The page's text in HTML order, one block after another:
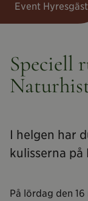
Event
Speciell
I helgen har
kulisserna
På lördag den